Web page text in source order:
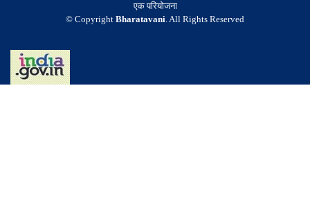
एक परियोजना
© Copyright Bharatavani. All Rights Reserved